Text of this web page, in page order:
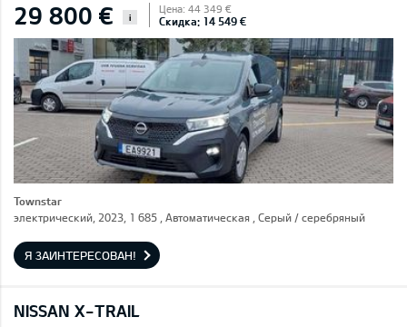
29 800 € i
Цена: 44 349 €
Скидка: 14 549 €
Townstar
электрический, 2023, 1 685 , Автоматическая , Серый / cеребряный
Я ЗАИНТЕРЕСОВАН!
NISSAN X-TRAIL